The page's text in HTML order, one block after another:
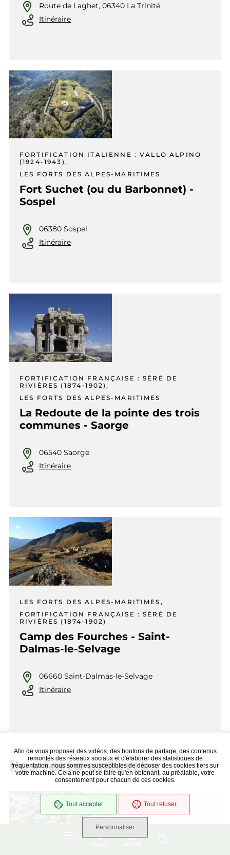
Afin de vous proposer des vidéos, des boutons de partage, des contenus
remontés des réseaux sociaux et d'élaborer des statistiques de
fréquentation, nous sommes susceptibles de déposer des cookies tiers sur
votre machine. Cela ne peut se faire qu'en obtenant, au préalable, votre
consentement pour chacun de ces cookies.
Tout accepter Tout refuser
Personnaliser
Route de Laghet, 06340 La Trinité
Itinéraire
FORTIFICATION ITALIENNE : VALLO ALPINO
(1924-1943),
LES FORTS DES ALPES-MARITIMES
Fort Suchet (ou du Barbonnet) -
Sospel
06380 Sospel
Itinéraire
FORTIFICATION FRANÇAISE : SÉRÉ DE
RIVIÈRES (1874-1902),
LES FORTS DES ALPES-MARITIMES
La Redoute de la pointe des trois
communes - Saorge
06540 Saorge
Itinéraire
LES FORTS DES ALPES-MARITIMES,
FORTIFICATION FRANÇAISE : SÉRÉ DE
RIVIÈRES (1874-1902)
Camp des Fourches - Saint-
Dalmas-le-Selvage
06660 Saint-Dalmas-le-Selvage
Itinéraire
Les forts enterrés